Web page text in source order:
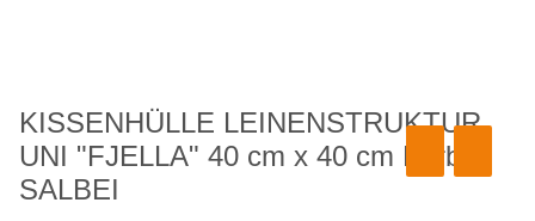
KISSENHÜLLE LEINENSTRUKTUR
UNI "FJELLA" 40 cm x 40 cm Farbe
SALBEI